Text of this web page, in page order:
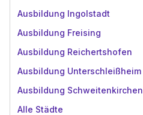
Ausbildung Ingolstadt
Ausbildung Freising
Ausbildung Reichertshofen
Ausbildung Unterschleißheim
Ausbildung Schweitenkirchen
Alle Städte